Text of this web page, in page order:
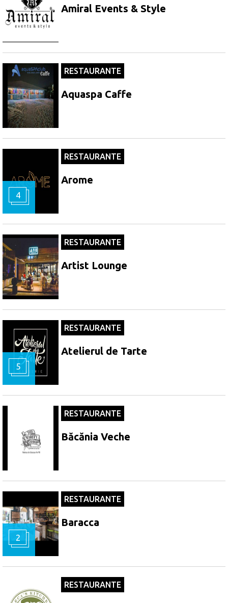
Amiral Events & Style
RESTAURANTE
Aquaspa Caffe
4
RESTAURANTE
Arome
RESTAURANTE
Artist Lounge
5
RESTAURANTE
Atelierul de Tarte
RESTAURANTE
Băcănia Veche
2
RESTAURANTE
Baracca
RESTAURANTE